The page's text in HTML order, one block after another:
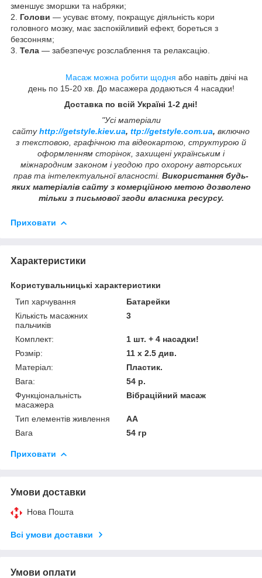
зменшує зморшки та набряки;
2. Голови — усуває втому, покращує діяльність кори
головного мозку, має заспокійливий ефект, бореться з
безсонням;
3. Тела — забезпечує розслаблення та релаксацію.
Масаж можна робити щодня або навіть двічі на
день по 15-20 хв. До масажера додаються 4 насадки!
Доставка по всій Україні 1-2 дні!
"Усі матеріали
сайтуhttp://getstyle.kiev.ua, ttp://getstyle.com.ua, включно
з текстовою, графічною та відеокартою, структурою й
оформленням сторінок, захищені українським і
міжнародним законом і угодою про охорону авторських
прав та інтелектуальної власності. Використання будь-
яких матеріалів сайту з комерційною метою дозволено
тільки з письмової згоди власника ресурсу.
Приховати
Характеристики
Користувальницькі характеристики
Тип харчування
Батарейки
Кількість масажних
пальчиків
3
Комплект:
1 шт. + 4 насадки!
Розмір:
11 х 2.5 див.
Матеріал:
Пластик.
Вага:
54 р.
Функціональність
масажера
Вібраційний масаж
Тип елементів живлення
AA
Вага
54 гр
Приховати
Умови доставки
Нова Пошта
Всі умови доставки
Умови оплати